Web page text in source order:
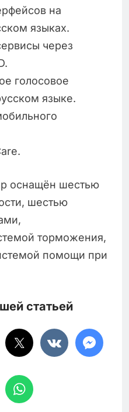
на
языках.
через
голосовое
языке.
оснащён шестью
шестью
торможения,
помощи при
статьей